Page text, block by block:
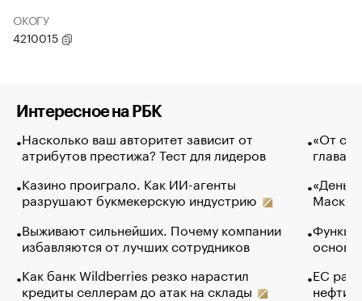
ОКОГУ
4210015
Интересное на РБК
Насколько ваш авторитет зависит от
атрибутов престижа? Тест для лидеров
Казино проиграло. Как ИИ-агенты
разрушают букмекерскую индустрию
Выживают сильнейших. Почему компании
избавляются от лучших сотрудников
Как банк Wildberries резко нарастил
кредиты селлерам до атак на склады
«От
глава
Маск в
основ
ЕС
нефти